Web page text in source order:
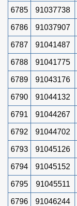
6785 91037738
6786 91037907
6787 91041487
6788 91041775
6789 91043176
6790 91044132
6791 91044267
6792 91044702
6793 91045126
6794 91045152
6795 91045511
6796 91046244